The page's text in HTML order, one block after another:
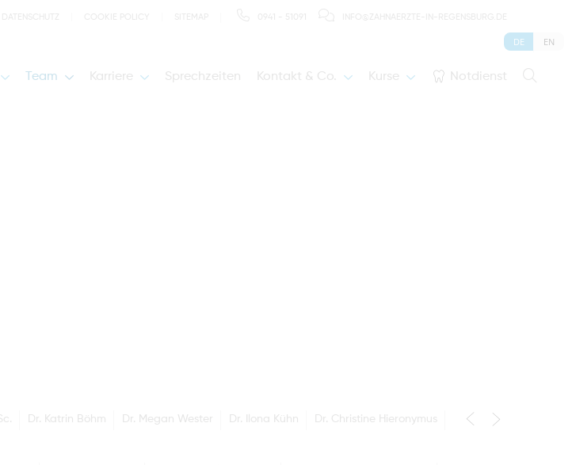
Team Karriere Sprechzeiten Kontakt & Co. Kurse Notdienst
DE EN
Dr. Katrin Böhm Dr. Megan Wester Dr. Ilona Kühn Dr. Christine Hieronymus